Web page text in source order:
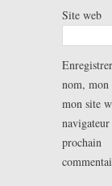
Site web
nom,
mon site
prochain